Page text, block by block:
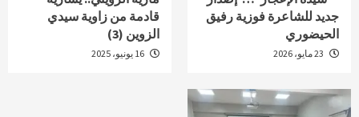
جديد للشاعرة فوزية رفيق
الحيضوري
قادمة من زاوية سيدي
الزوين (3)